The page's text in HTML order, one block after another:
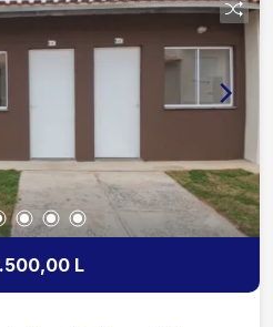
é essencial para o dia a dia. Agende sua visita!
L